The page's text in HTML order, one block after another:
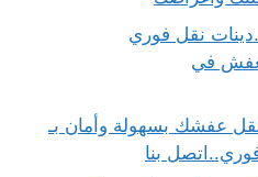
نقل فوري
في
عفشك بسهولة وأمان بـ